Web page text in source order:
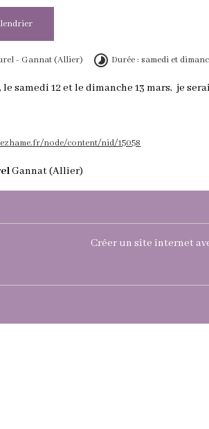
- Gannat (Allier) Durée : samedi et
samedi 12 et le dimanche 13 mars, je
node/content/nid/15058
Gannat (Allier)
Créer un site internet